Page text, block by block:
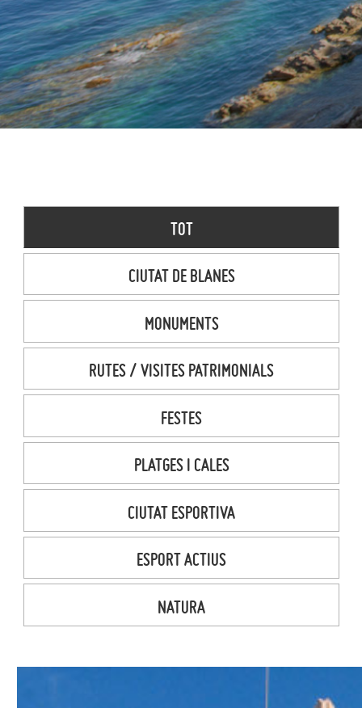
TOT
CIUTAT DE BLANES
MONUMENTS
RUTES / VISITES PATRIMONIALS
FESTES
PLATGES I CALES
CIUTAT ESPORTIVA
ESPORT ACTIUS
NATURA